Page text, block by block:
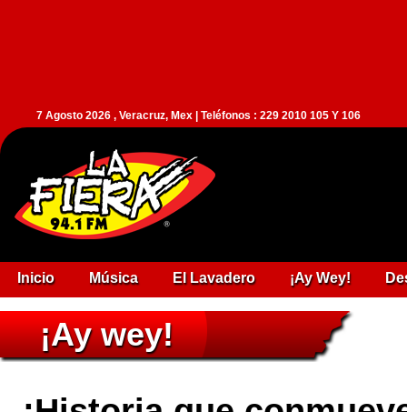
7 Agosto 2026 , Veracruz, Mex | Teléfonos : 229 2010 105 Y 106
Inicio Música El Lavadero ¡Ay Wey!
¡Ay wey!